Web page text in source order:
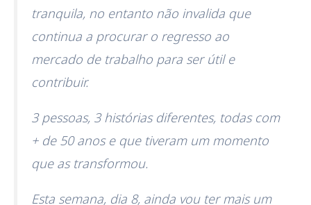
tranquila, no entanto não invalida que
continua a procurar o regresso ao
mercado de trabalho para ser útil e
contribuir.
3 pessoas, 3 histórias diferentes, todas com
+ de 50 anos e que tiveram um momento
que as transformou.
Esta semana, dia 8, ainda vou ter mais um